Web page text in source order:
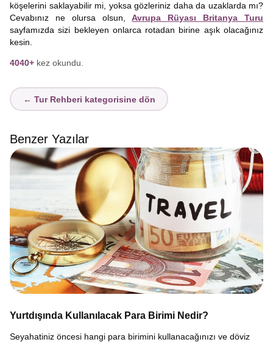
köşelerini saklayabilir mi, yoksa gözleriniz daha da uzaklarda mı?
Cevabınız ne olursa olsun,Avrupa Rüyası Britanya Turu
sayfamızda sizi bekleyen onlarca rotadan birine aşık olacağınız
kesin.
4040+ kez okundu.
← Tur Rehberi kategorisine dön
Benzer Yazılar
Yurtdışında Kullanılacak Para Birimi Nedir?
Seyahatiniz öncesi hangi para birimini kullanacağınızı ve döviz